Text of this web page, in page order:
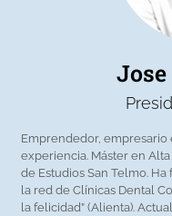
Jose
Emprendedor, empresario
experiencia. Máster en
de Estudios San Telmo.
la red de Clínicas Dental
la felicidad” (Alienta).